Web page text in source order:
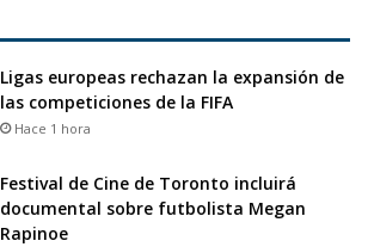
Ligas europeas rechazan la expansión de
las competiciones de la FIFA
Hace 1 hora
Festival de Cine de Toronto incluirá
documental sobre futbolista Megan
Rapinoe